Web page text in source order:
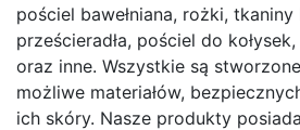
pościel bawełniana, rożki, tkaniny
prześcieradła, pościel do
oraz inne. Wszystkie są
możliwe materiałów,
ich skóry. Nasze produkty